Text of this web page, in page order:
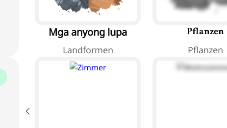
Mga anyong lupa
Landformen
Pflanzen
Pflanzen